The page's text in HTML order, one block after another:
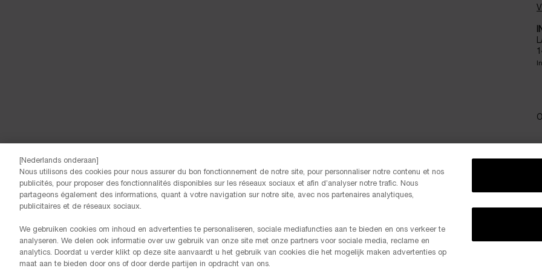
[Nederlands onderaan]
Nous utilisons des cookies pour nous assurer du bon fonctionnement de notre site, pour personnaliser notre contenu et nos
publicités, pour proposer des fonctionnalités disponibles sur les réseaux sociaux et afin d’analyser notre trafic. Nous
partageons également des informations, quant à votre navigation sur notre site, avec nos partenaires analytiques,
publicitaires et de réseaux sociaux.
We gebruiken cookies om inhoud en advertenties te personaliseren, sociale mediafuncties aan te bieden en ons verkeer te
analyseren. We delen ook informatie over uw gebruik van onze site met onze partners voor sociale media, reclame en
analytics. Doordat u verder klikt op deze site aanvaardt u het gebruik van cookies die het mogelijk maken advertenties op
maat aan te bieden door ons of door derde partijen in opdracht van ons.